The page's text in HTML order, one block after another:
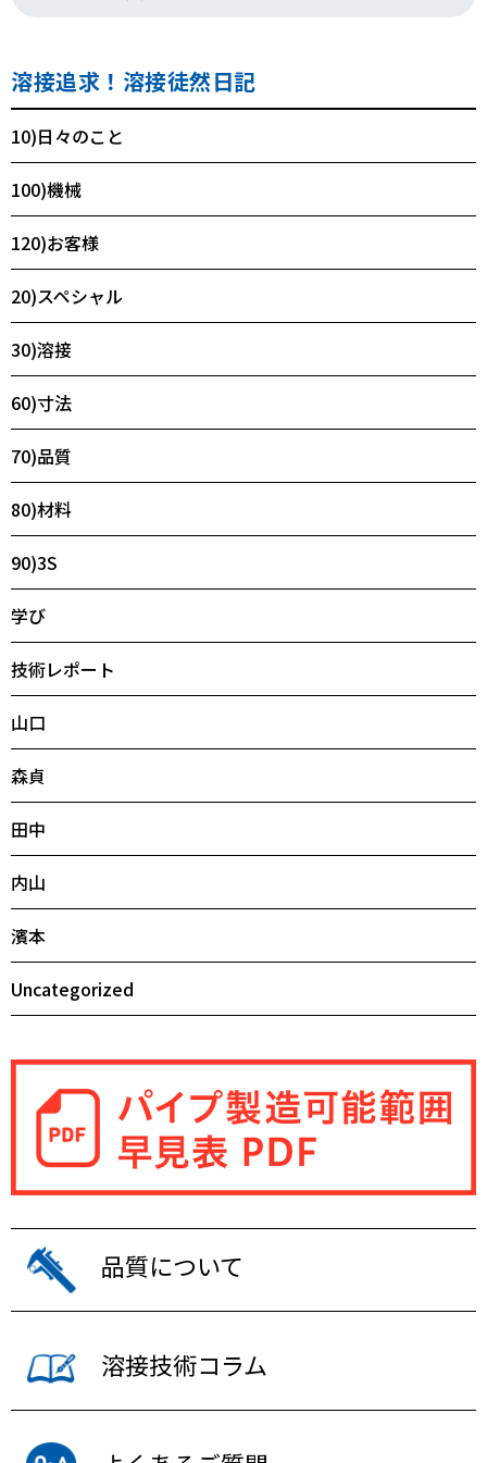
溶接追求！溶接徒然日記
10)日々のこと
100)機械
120)お客様
20)スペシャル
30)溶接
60)寸法
70)品質
80)材料
90)3S
学び
技術レポート
山口
森貞
田中
内山
濱本
Uncategorized
品質について
溶接技術コラム